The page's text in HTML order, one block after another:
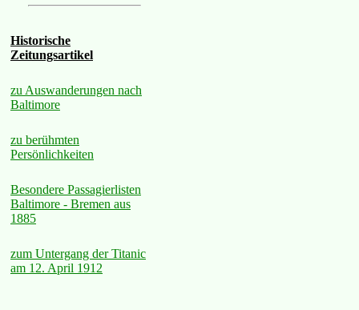
Historische
Zeitungsartikel
zu Auswanderungen nach
Baltimore
zu berühmten
Persönlichkeiten
Besondere Passagierlisten
Baltimore - Bremen aus
1885
zum Untergang der Titanic
am 12. April 1912